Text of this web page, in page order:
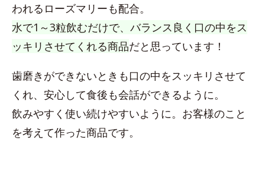
われるローズマリーも配合。
水で1～3粒飲むだけで、バランス良く口の中をス
ッキリさせてくれる商品だと思っています！
歯磨きができないときも口の中をスッキリさせて
くれ、安心して食後も会話ができるように。
飲みやすく使い続けやすいように。お客様のこと
を考えて作った商品です。